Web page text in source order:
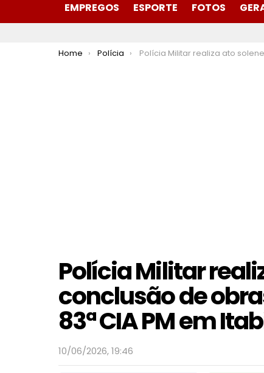
EMPREGOS ESPORTE FOTOS
You are here:
Home Polícia Polícia Militar realiza ato solene de conclusão de obras de revitalização da 83ª CIA PM
Polícia Militar
conclusão de
83ª CIA PM em
10/06/2026, 19:46